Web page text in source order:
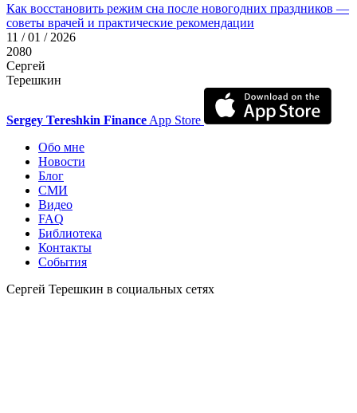
Как восстановить режим сна после новогодних праздников —
советы врачей и практические рекомендации
11 / 01 / 2026
2080
Сергей
Терешкин
Sergey Tereshkin Finance App Store
Обо мне
Новости
Блог
СМИ
Видео
FAQ
Библиотека
Контакты
События
Сергей Терешкин в социальных сетях